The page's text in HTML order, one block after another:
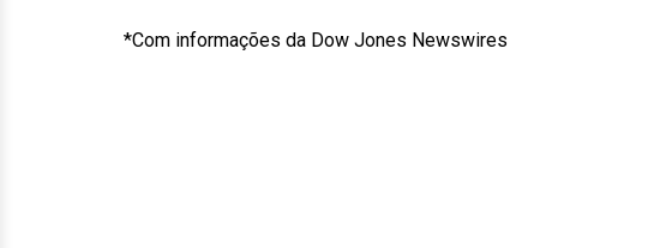
*Com informações da Dow Jones Newswires